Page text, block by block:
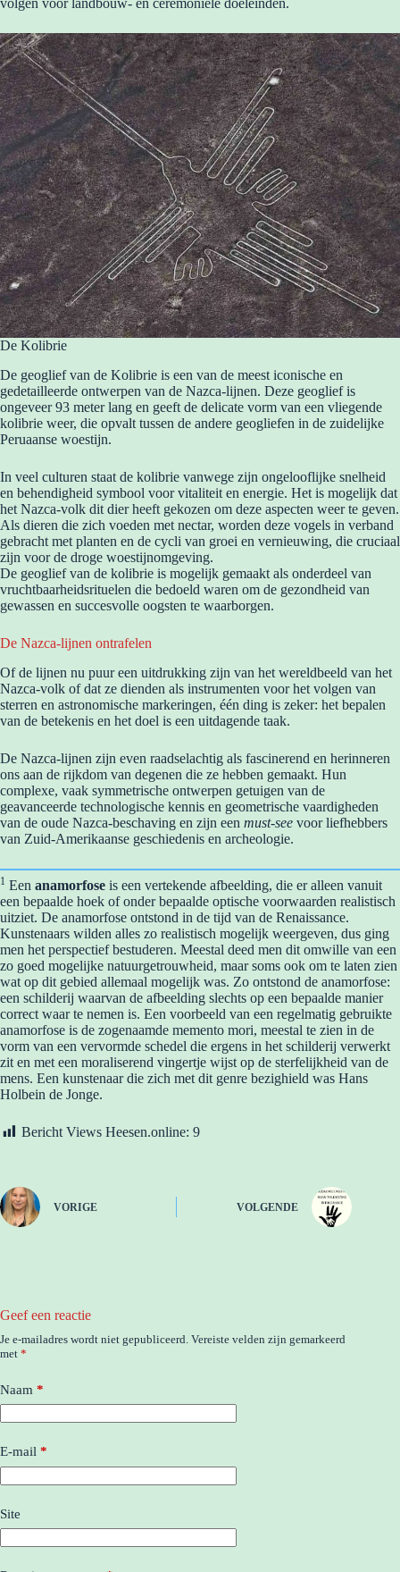
volgen voor landbouw- en ceremoniële doeleinden.
De Kolibrie
De geoglief van de Kolibrie is een van de meest iconische en
gedetailleerde ontwerpen van de Nazca-lijnen. Deze geoglief is
ongeveer 93 meter lang en geeft de delicate vorm van een vliegende
kolibrie weer, die opvalt tussen de andere geogliefen in de zuidelijke
Peruaanse woestijn.
In veel culturen staat de kolibrie vanwege zijn ongelooflijke snelheid
en behendigheid symbool voor vitaliteit en energie. Het is mogelijk dat
het Nazca-volk dit dier heeft gekozen om deze aspecten weer te geven.
Als dieren die zich voeden met nectar, worden deze vogels in verband
gebracht met planten en de cycli van groei en vernieuwing, die cruciaal
zijn voor de droge woestijnomgeving.
De geoglief van de kolibrie is mogelijk gemaakt als onderdeel van
vruchtbaarheidsrituelen die bedoeld waren om de gezondheid van
gewassen en succesvolle oogsten te waarborgen.
De Nazca-lijnen ontrafelen
Of de lijnen nu puur een uitdrukking zijn van het wereldbeeld van het
Nazca-volk of dat ze dienden als instrumenten voor het volgen van
sterren en astronomische markeringen, één ding is zeker: het bepalen
van de betekenis en het doel is een uitdagende taak.
De Nazca-lijnen zijn even raadselachtig als fascinerend en herinneren
ons aan de rijkdom van degenen die ze hebben gemaakt. Hun
complexe, vaak symmetrische ontwerpen getuigen van de
geavanceerde technologische kennis en geometrische vaardigheden
van de oude Nazca-beschaving en zijn een must-see voor liefhebbers
van Zuid-Amerikaanse geschiedenis en archeologie.
1 Een anamorfose is een vertekende afbeelding, die er alleen vanuit
een bepaalde hoek of onder bepaalde optische voorwaarden realistisch
uitziet. De anamorfose ontstond in de tijd van de Renaissance.
Kunstenaars wilden alles zo realistisch mogelijk weergeven, dus ging
men het perspectief bestuderen. Meestal deed men dit omwille van een
zo goed mogelijke natuurgetrouwheid, maar soms ook om te laten zien
wat op dit gebied allemaal mogelijk was. Zo ontstond de anamorfose:
een schilderij waarvan de afbeelding slechts op een bepaalde manier
correct waar te nemen is. Een voorbeeld van een regelmatig gebruikte
anamorfose is de zogenaamde memento mori, meestal te zien in de
vorm van een vervormde schedel die ergens in het schilderij verwerkt
zit en met een moraliserend vingertje wijst op de sterfelijkheid van de
mens. Een kunstenaar die zich met dit genre bezighield was Hans
Holbein de Jonge.
Bericht Views Heesen.online: 9
VORIGE VOLGENDE
Geef een reactie
Je e-mailadres wordt niet gepubliceerd. Vereiste velden zijn gemarkeerd
met *
Naam *
E-mail *
Site